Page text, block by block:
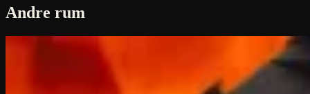
Andre rum